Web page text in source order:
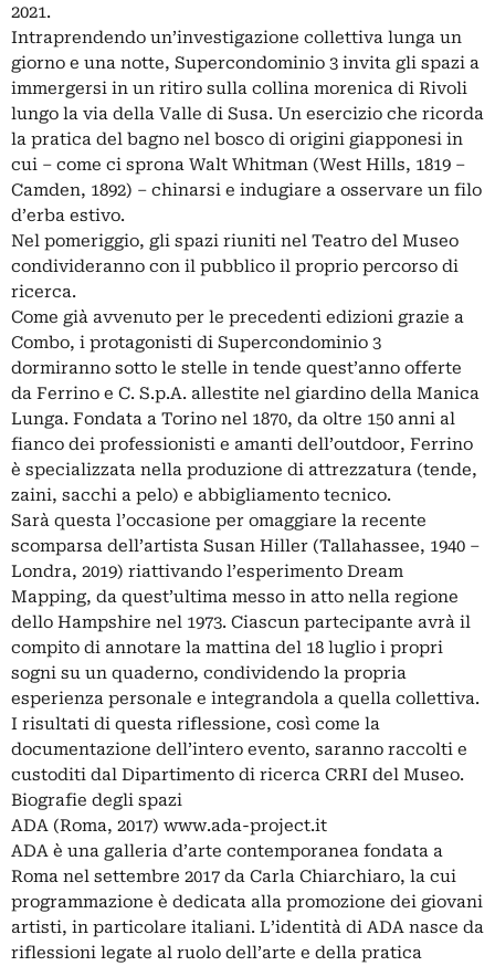
2021.
Intraprendendo un’investigazione collettiva lunga un
giorno e una notte, Supercondominio 3 invita gli spazi a
immergersi in un ritiro sulla collina morenica di Rivoli
lungo la via della Valle di Susa. Un esercizio che ricorda
la pratica del bagno nel bosco di origini giapponesi in
cui – come ci sprona Walt Whitman (West Hills, 1819 –
Camden, 1892) – chinarsi e indugiare a osservare un filo
d’erba estivo.
Nel pomeriggio, gli spazi riuniti nel Teatro del Museo
condivideranno con il pubblico il proprio percorso di
ricerca.
Come già avvenuto per le precedenti edizioni grazie a
Combo, i protagonisti di Supercondominio 3
dormiranno sotto le stelle in tende quest’anno offerte
da Ferrino e C. S.p.A. allestite nel giardino della Manica
Lunga. Fondata a Torino nel 1870, da oltre 150 anni al
fianco dei professionisti e amanti dell’outdoor, Ferrino
è specializzata nella produzione di attrezzatura (tende,
zaini, sacchi a pelo) e abbigliamento tecnico.
Sarà questa l’occasione per omaggiare la recente
scomparsa dell’artista Susan Hiller (Tallahassee, 1940 –
Londra, 2019) riattivando l’esperimento Dream
Mapping, da quest’ultima messo in atto nella regione
dello Hampshire nel 1973. Ciascun partecipante avrà il
compito di annotare la mattina del 18 luglio i propri
sogni su un quaderno, condividendo la propria
esperienza personale e integrandola a quella collettiva.
I risultati di questa riflessione, così come la
documentazione dell’intero evento, saranno raccolti e
custoditi dal Dipartimento di ricerca CRRI del Museo.
Biografie degli spazi
ADA (Roma, 2017) www.ada-project.it
ADA è una galleria d’arte contemporanea fondata a
Roma nel settembre 2017 da Carla Chiarchiaro, la cui
programmazione è dedicata alla promozione dei giovani
artisti, in particolare italiani. L’identità di ADA nasce da
riflessioni legate al ruolo dell’arte e della pratica